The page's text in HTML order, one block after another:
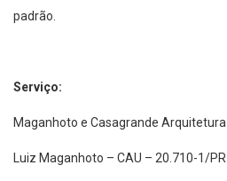
padrão.
Serviço:
Maganhoto e Casagrande Arquitetura
Luiz Maganhoto – CAU – 20.710-1/PR